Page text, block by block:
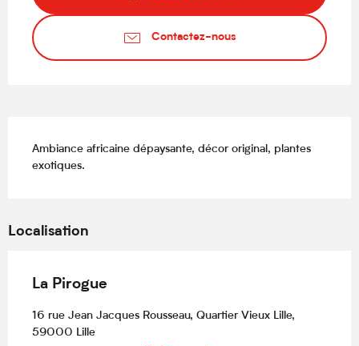
Contactez-nous
Ambiance africaine dépaysante, décor original, plantes
exotiques.
Localisation
La Pirogue
16 rue Jean Jacques Rousseau, Quartier Vieux Lille,
59000 Lille